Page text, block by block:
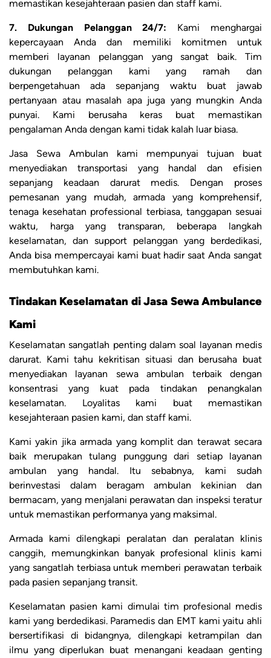
memastikan kesejahteraan pasien dan staff kami.
7. Dukungan Pelanggan 24/7: Kami menghargai
kepercayaan Anda dan memiliki komitmen untuk
memberi layanan pelanggan yang sangat baik. Tim
dukungan pelanggan kami yang ramah dan
berpengetahuan ada sepanjang waktu buat jawab
pertanyaan atau masalah apa juga yang mungkin Anda
punyai. Kami berusaha keras buat memastikan
pengalaman Anda dengan kami tidak kalah luar biasa.
Jasa Sewa Ambulan kami mempunyai tujuan buat
menyediakan transportasi yang handal dan efisien
sepanjang keadaan darurat medis. Dengan proses
pemesanan yang mudah, armada yang komprehensif,
tenaga kesehatan professional terbiasa, tanggapan sesuai
waktu, harga yang transparan, beberapa langkah
keselamatan, dan support pelanggan yang berdedikasi,
Anda bisa mempercayai kami buat hadir saat Anda sangat
membutuhkan kami.
Tindakan Keselamatan di Jasa Sewa Ambulance
Kami
Keselamatan sangatlah penting dalam soal layanan medis
darurat. Kami tahu kekritisan situasi dan berusaha buat
menyediakan layanan sewa ambulan terbaik dengan
konsentrasi yang kuat pada tindakan penangkalan
keselamatan. Loyalitas kami buat memastikan
kesejahteraan pasien kami, dan staff kami.
Kami yakin jika armada yang komplit dan terawat secara
baik merupakan tulang punggung dari setiap layanan
ambulan yang handal. Itu sebabnya, kami sudah
berinvestasi dalam beragam ambulan kekinian dan
bermacam, yang menjalani perawatan dan inspeksi teratur
untuk memastikan performanya yang maksimal.
Armada kami dilengkapi peralatan dan peralatan klinis
canggih, memungkinkan banyak profesional klinis kami
yang sangatlah terbiasa untuk memberi perawatan terbaik
pada pasien sepanjang transit.
Keselamatan pasien kami dimulai tim profesional medis
kami yang berdedikasi. Paramedis dan EMT kami yaitu ahli
bersertifikasi di bidangnya, dilengkapi ketrampilan dan
ilmu yang diperlukan buat menangani keadaan genting